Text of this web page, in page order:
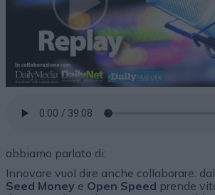
abbiamo parlato di:
Innovare vuol dire anche collaborare:
Seed Moneye Open Speed prende